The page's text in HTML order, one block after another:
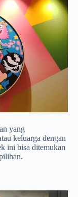
yang
keluarga dengan
ini bisa ditemukan